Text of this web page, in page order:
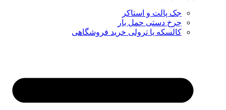
جک پالت و استاکر
چرخ دستی حمل بار
کالسکه یا ترولی خرید فروشگاهی